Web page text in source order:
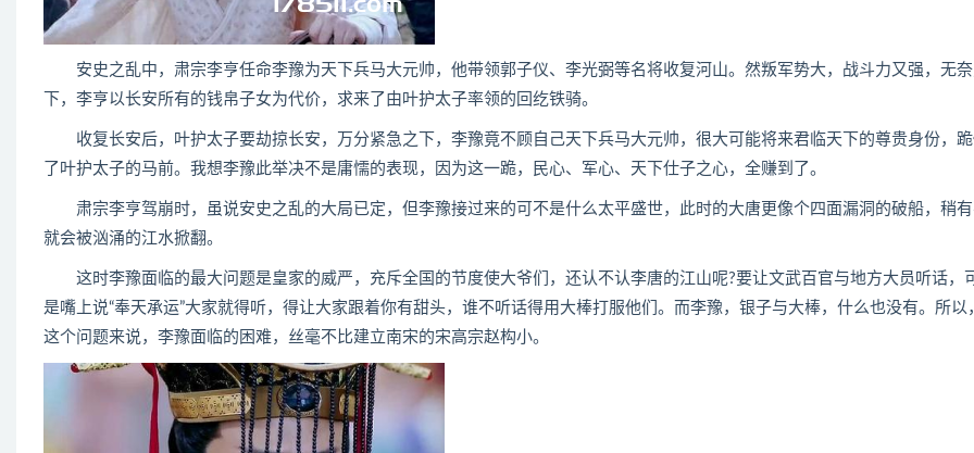
安史之乱中，肃宗李亨任命李豫为天下兵马大元帅，他带领郭子仪、李光弼等名将收复河山。然叛军势大，战斗力又强，无奈
下，李亨以长安所有的钱帛子女为代价，求来了由叶护太子率领的回纥铁骑。
收复长安后，叶护太子要劫掠长安，万分紧急之下，李豫竟不顾自己天下兵马大元帅，很大可能将来君临天下的尊贵身份，
了叶护太子的马前。我想李豫此举决不是庸懦的表现，因为这一跪，民心、军心、天下仕子之心，全赚到了。
肃宗李亨驾崩时，虽说安史之乱的大局已定，但李豫接过来的可不是什么太平盛世，此时的大唐更像个四面漏洞的破船，稍
就会被汹涌的江水掀翻。
这时李豫面临的最大问题是皇家的威严，充斥全国的节度使大爷们，还认不认李唐的江山呢?要让文武百官与地方大员听话，
是嘴上说“奉天承运”大家就得听，得让大家跟着你有甜头，谁不听话得用大棒打服他们。而李豫，银子与大棒，什么也没有。所以
这个问题来说，李豫面临的困难，丝毫不比建立南宋的宋高宗赵构小。